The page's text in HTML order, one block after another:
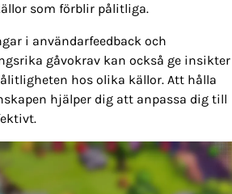
som förblir pålitliga.
i användarfeedback och
gåvokrav kan också ge insikter
hos olika källor. Att hålla
hjälper dig att anpassa dig till